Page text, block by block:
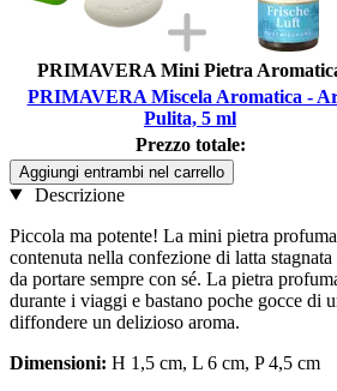
PRIMAVERA Mini Pietra
PRIMAVERA Miscela Aromatica -
Pulita, 5 ml
Prezzo totale:
Aggiungi entrambi nel carrello
Descrizione
Piccola ma potente! La mini pietra
contenuta nella confezione di latta
da portare sempre con sé. La pietra
durante i viaggi e bastano poche gocce di
diffondere un delizioso aroma.
Dimensioni: H 1,5 cm, L 6 cm, P 4,5 cm